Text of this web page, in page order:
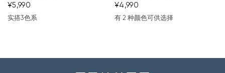
¥5,990
蓝 棕色米色
实搭3色系
¥4,990
蓝 白色
有 2 种颜色可供选择